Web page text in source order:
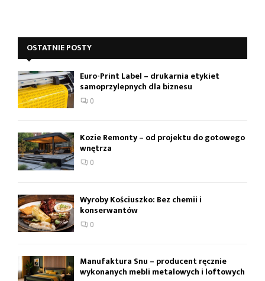
OSTATNIE POSTY
Euro-Print Label – drukarnia etykiet
samoprzylepnych dla biznesu
0
Kozie Remonty – od projektu do gotowego
wnętrza
0
Wyroby Kościuszko: Bez chemii i
konserwantów
0
Manufaktura Snu – producent ręcznie
wykonanych mebli metalowych i loftowych